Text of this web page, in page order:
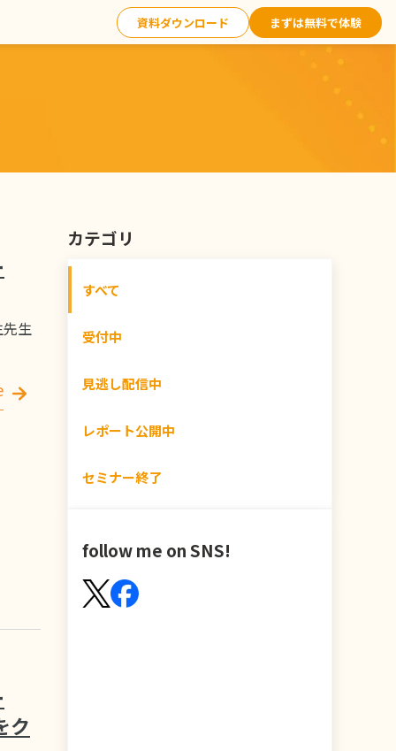
資料ダウンロード まずは無料で体験
生
ク
カテゴリ
すべて
受付中
見逃し配信中
レポート公開中
セミナー終了
follow me on SNS!